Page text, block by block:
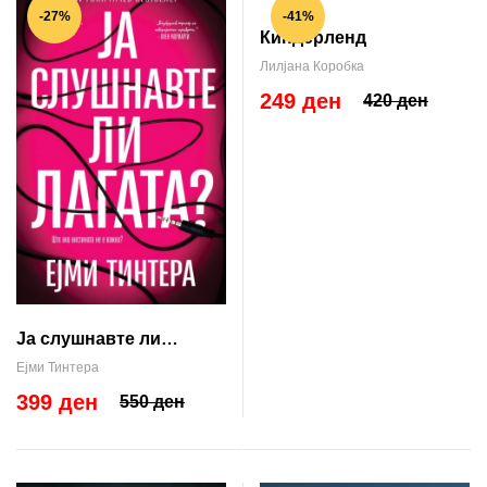
-27%
Ја слушнавте ли
лагата?
Ејми Тинтера
550 ден
399 ден
-41%
Киндерленд
Лилјана Коробка
420 ден
249 ден